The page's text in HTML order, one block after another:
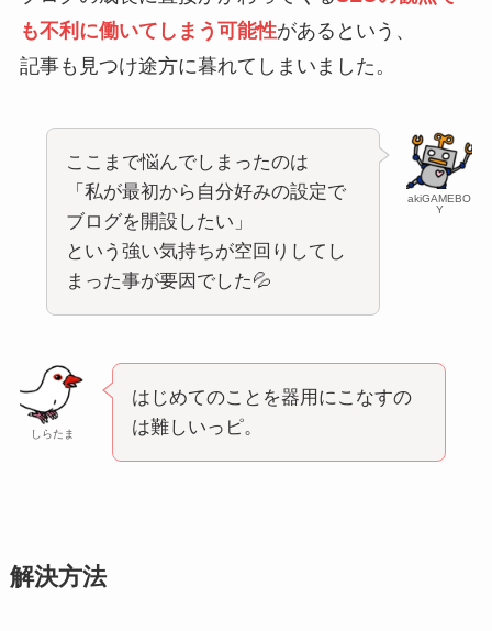
も不利 に働いてしまう可能性があるという、
記事も見つけ途方に暮れてしまいました。
akiGAMEBO
Y
ここまで悩んでしまったのは
「私が最初から自分好みの設定で
ブログを開設したい」
という強い気持ちが空回りしてし
まった事が要因でした💦
しらたま
はじめてのことを器用にこなすの
は難しいっピ。
解決方法